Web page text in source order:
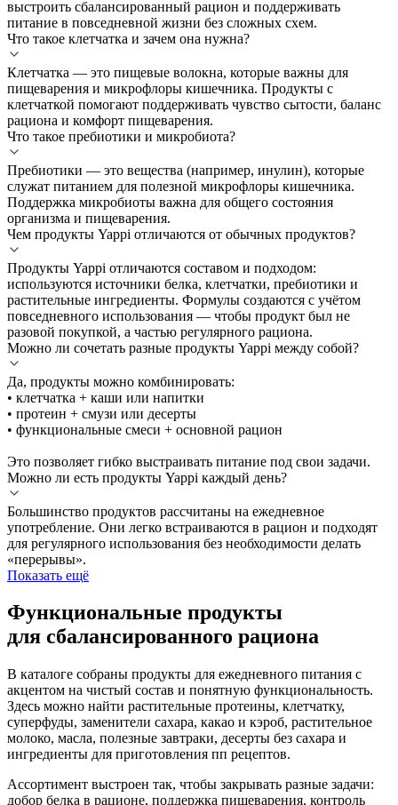
выстроить сбалансированный рацион и поддерживать
питание в повседневной жизни без сложных схем.
Что такое клетчатка и зачем она нужна?
Клетчатка — это пищевые волокна, которые важны для
пищеварения и микрофлоры кишечника. Продукты с
клетчаткой помогают поддерживать чувство сытости, баланс
рациона и комфорт пищеварения.
Что такое пребиотики и микробиота?
Пребиотики — это вещества (например, инулин), которые
служат питанием для полезной микрофлоры кишечника.
Поддержка микробиоты важна для общего состояния
организма и пищеварения.
Чем продукты Yappi отличаются от обычных продуктов?
Продукты Yappi отличаются составом и подходом:
используются источники белка, клетчатки, пребиотики и
растительные ингредиенты. Формулы создаются с учётом
повседневного использования — чтобы продукт был не
разовой покупкой, а частью регулярного рациона.
Можно ли сочетать разные продукты Yappi между собой?
Да, продукты можно комбинировать:
• клетчатка + каши или напитки
• протеин + смузи или десерты
• функциональные смеси + основной рацион
Это позволяет гибко выстраивать питание под свои задачи.
Можно ли есть продукты Yappi каждый день?
Большинство продуктов рассчитаны на ежедневное
употребление. Они легко встраиваются в рацион и подходят
для регулярного использования без необходимости делать
«перерывы».
Показать ещё
Функциональные продукты
для сбалансированного рациона
В каталоге собраны продукты для ежедневного питания с
акцентом на чистый состав и понятную функциональность.
Здесь можно найти растительные протеины, клетчатку,
суперфуды, заменители сахара, какао и кэроб, растительное
молоко, масла, полезные завтраки, десерты без сахара и
ингредиенты для приготовления пп рецептов.
Ассортимент выстроен так, чтобы закрывать разные задачи:
добор белка в рационе, поддержка пищеварения, контроль